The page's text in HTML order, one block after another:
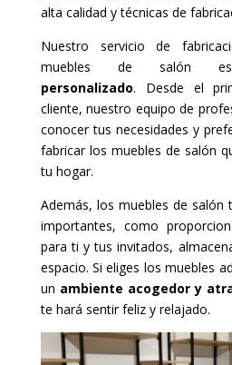
alta calidad y técnicas de
Nuestro servicio de
muebles de salón
personalizado. Desde el
cliente, nuestro equipo de
conocer tus necesidades y
fabricar los muebles de salón
tu hogar.
Además, los muebles de salón
importantes, como
para ti y tus invitados,
espacio. Si eliges los muebles
un ambiente acogedor y
te hará sentir feliz y relajado.